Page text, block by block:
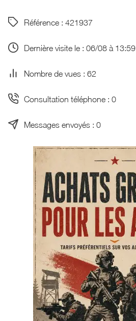
Référence : 421937
Dernière visite le : 06/08 à 13:59
Nombre de vues : 62
Consultation téléphone : 0
Messages envoyés : 0